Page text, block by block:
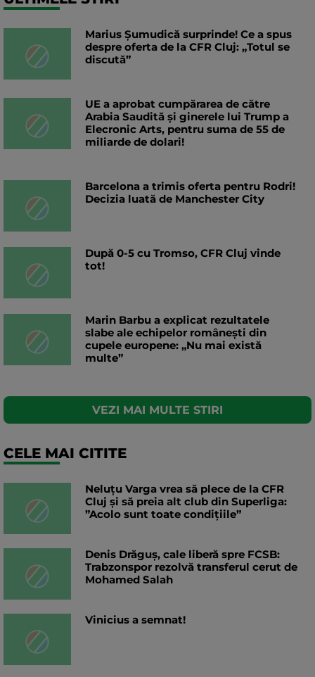
Marius Șumudică surprinde! Ce a spus
despre oferta de la CFR Cluj: „Totul se
discută”
UE a aprobat cumpărarea de către
Arabia Saudită și ginerele lui Trump a
Elecronic Arts, pentru suma de 55 de
miliarde de dolari!
Barcelona a trimis oferta pentru Rodri!
Decizia luată de Manchester City
După 0-5 cu Tromso, CFR Cluj vinde
tot!
Marin Barbu a explicat rezultatele
slabe ale echipelor românești din
cupele europene: „Nu mai există
multe”
VEZI MAI MULTE STIRI
CELE MAI CITITE
Neluțu Varga vrea să plece de la CFR
Cluj și să preia alt club din Superliga:
”Acolo sunt toate condițiile”
Denis Drăguș, cale liberă spre FCSB:
Trabzonspor rezolvă transferul cerut de
Mohamed Salah
Vinicius a semnat!